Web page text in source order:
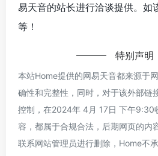
易天音的站长进行洽谈提供。如
等！
特别声明
本站Home提供的网易天音都来源于
确性和完整性，同时，对于该外部链
控制，在2024年 4月 17日 下午9:30
容，都属于合规合法，后期网页的内
联系网站管理员进行删除，Home不承